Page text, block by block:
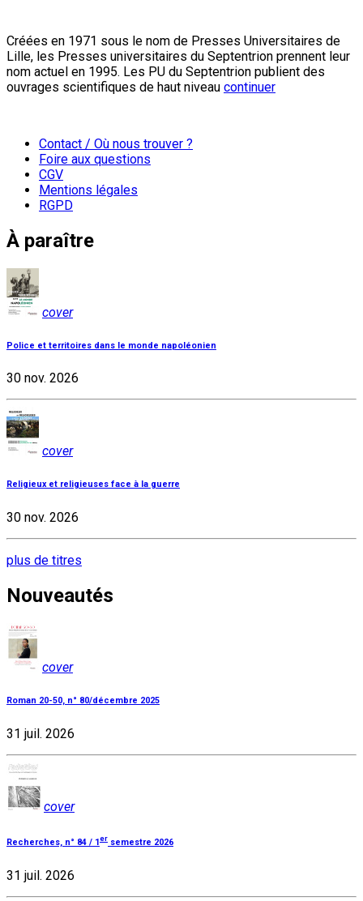
Créées en 1971 sous le nom de Presses Universitaires de
Lille, les Presses universitaires du Septentrion prennent leur
nom actuel en 1995. Les PU du Septentrion publient des
ouvrages scientifiques de haut niveau continuer
Contact / Où nous trouver ?
Foire aux questions
CGV
Mentions légales
RGPD
À paraître
cover
Police et territoires dans le monde napoléonien
30 nov. 2026
cover
Religieux et religieuses face à la guerre
30 nov. 2026
plus de titres
Nouveautés
cover
Roman 20-50, n° 80/décembre 2025
31 juil. 2026
cover
Recherches, n° 84 / 1er semestre 2026
31 juil. 2026